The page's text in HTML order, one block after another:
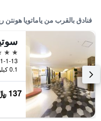
فنادق بالقرب من ياماتويا هونتن
3 نجوم
0.1 كيلومتر عن وسط المدينة
137 ﷼